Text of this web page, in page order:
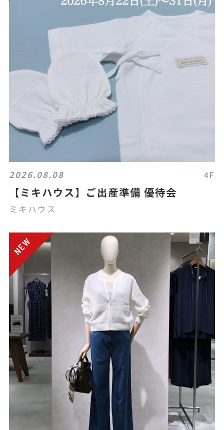
2026.08.08 4F
【ミキハウス】ご出産準備 優待会
ミキハウス